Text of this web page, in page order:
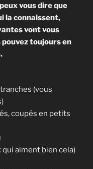
vous dire que
la connaissent,
vont vous
pouvez toujours en
(vous
coupés en petits
qui aiment bien cela)